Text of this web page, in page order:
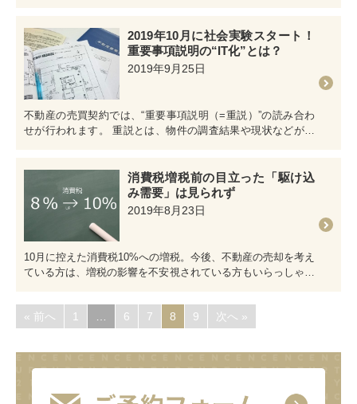
2019年10月に社会実験スタート！
重要事項説明の“IT化”とは？
2019年9月25日
不動産の売買契約では、“重要事項説明（=重説）”の読み合わ
せが行われます。 重説とは、物件の調査結果や現状などが事
消費税増税前の目立った「駆け込
み需要」は見られず
2019年8月23日
10月に控えた消費税10%への増税。今後、不動産の売却を考え
ている方は、増税の影響を不安視されている方もいらっしゃる
« 前へ 1 6 7 8 9 次へ »